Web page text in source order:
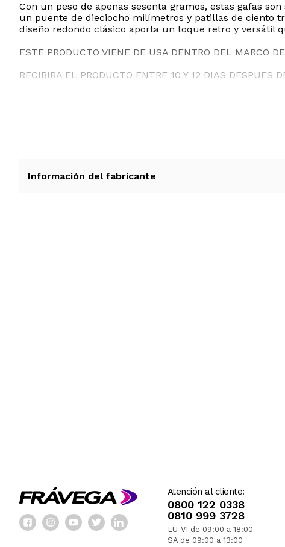
Con un peso de apenas sesenta gramos, estas gafas
un puente de dieciocho milímetros y patillas de ciento
diseño redondo clásico aporta un toque retro y versátil
ESTE PRODUCTO VIENE DE USA DENTRO DEL MARCO
RECIBIRA EL PRODUCTO ENTRE 10 Y 12 DIAS DESPUES
Información del fabricante
Atención al cliente:
0800 122 0338
0810 999 3728
LU-VI de 09:00 a 18:00
SA de 09:00 a 13:00